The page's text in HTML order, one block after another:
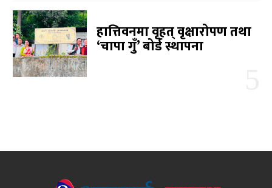
हात्तिवनमा वृहत् वृक्षारोपण तथा
‘चापा गुँ’ बोर्ड स्थापना